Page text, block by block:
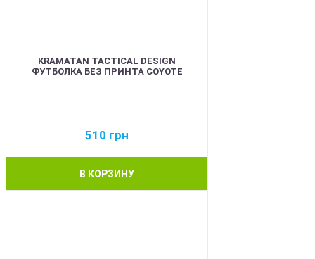
KRAMATAN TACTICAL DESIGN
ФУТБОЛКА БЕЗ ПРИНТА COYOTE
510 грн
В КОРЗИНУ